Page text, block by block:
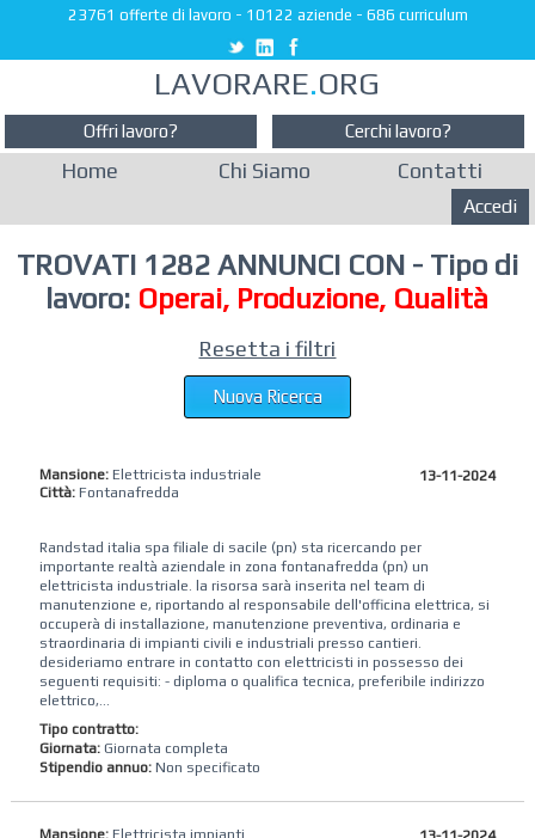
23761 offerte di lavoro - 10122 aziende - 686 curriculum
LAVORARE.ORG
Offri lavoro? Cerchi lavoro?
Home Chi Siamo Contatti
Accedi
TROVATI 1282 ANNUNCI CON - Tipo di
lavoro: Operai, Produzione, Qualità
Resetta i filtri
Nuova Ricerca
Mansione:Elettricista industriale
Città:Fontanafredda
13-11-2024
Randstad italia spa filiale di sacile (pn) sta ricercando per
importante realtà aziendale in zona fontanafredda (pn) un
elettricista industriale. la risorsa sarà inserita nel team di
manutenzione e, riportando al responsabile dell'officina elettrica, si
occuperà di installazione, manutenzione preventiva, ordinaria e
straordinaria di impianti civili e industriali presso cantieri.
desideriamo entrare in contatto con elettricisti in possesso dei
seguenti requisiti: - diploma o qualifica tecnica, preferibile indirizzo
elettrico,...
Tipo contratto:
Giornata: Giornata completa
Stipendio annuo: Non specificato
Mansione:Elettricista impianti